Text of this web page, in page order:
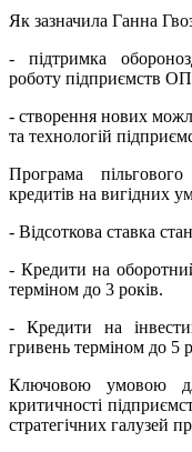
Як зазначила Ганна
- підтримка
роботу підприємств
- створення нових
та технологій
Програма
кредитів на вигідних
- Відсоткова ставка
- Кредити на
терміном до 3 років.
- Кредити на
гривень терміном до 5
Ключовою умовою
критичності
стратегічних галузей